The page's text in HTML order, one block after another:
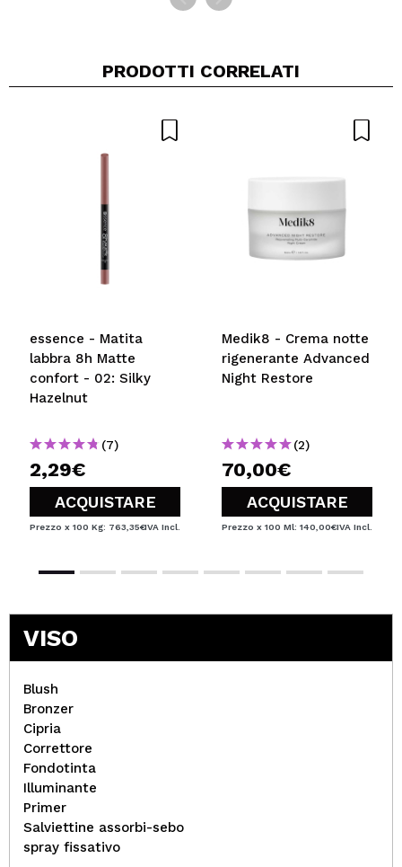
PRODOTTI CORRELATI
essence - Matita
labbra 8h Matte
confort - 02: Silky
Hazelnut
(7)
2,29€
ACQUISTARE
Prezzo x 100 Kg: 763,35€IVA Incl.
Medik8 - Crema notte
rigenerante Advanced
Night Restore
(2)
70,00€
ACQUISTARE
Prezzo x 100 Ml: 140,00€IVA Incl.
VISO
Blush
Bronzer
Cipria
Correttore
Fondotinta
Illuminante
Primer
Salviettine assorbi-sebo
spray fissativo